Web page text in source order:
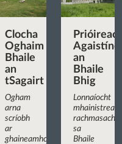
Clocha
Oghaim
Bhaile
an
tSagairt
Ogham
arna
scríobh
ar
ghaineamhchloch
an
Bhaile
Bhig
Lonnaíocht
mhainistreach
rachmasach
sa
Bhaile